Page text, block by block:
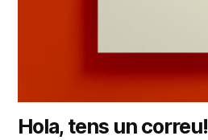
Hola, tens un correu!